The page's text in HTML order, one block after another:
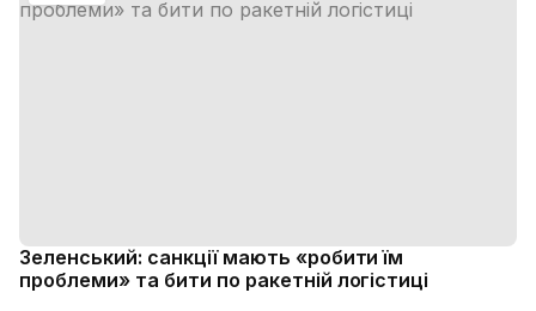
Зеленський: санкції мають «робити їм
проблеми» та бити по ракетній логістиці